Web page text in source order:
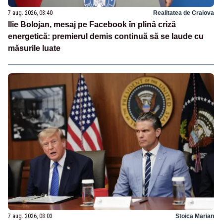
7 aug. 2026, 08:40 Realitatea de Craiova
Ilie Bolojan, mesaj pe Facebook în plină criză
energetică: premierul demis continuă să se laude cu
măsurile luate
7 aug. 2026, 08:03 Stoica Marian